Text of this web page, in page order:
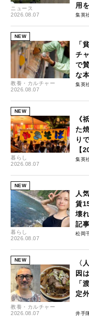
ニュース
2026.08.07
用
集英
NEW
教養・カルチャー
2026.08.07
「
チ
で
な
集英
NEW
暮らし
2026.08.07
《
た
り
【
集英
NEW
暮らし
2026.08.07
人
賃
壊
記
松岡
NEW
教養・カルチャー
2026.08.07
〈
因
「
定
井手